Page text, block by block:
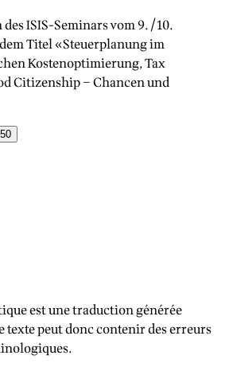
ISIS-Seminars vom 9./10.
Titel «Steuerplanung im
Kostenoptimierung, Tax
Citizenship – Chancen und
est une traduction générée
texte peut donc contenir des erreurs